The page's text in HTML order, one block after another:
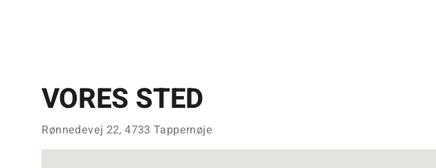
VORES STED
Rønnedevej 22, 4733 Tappernøje